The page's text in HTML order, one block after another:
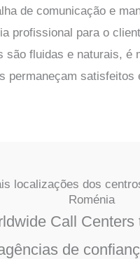
de comunicação e
profissional para o
são fluidas e naturais, é
permaneçam satisfeitos
localizações dos
Roménia
Call Centers
de